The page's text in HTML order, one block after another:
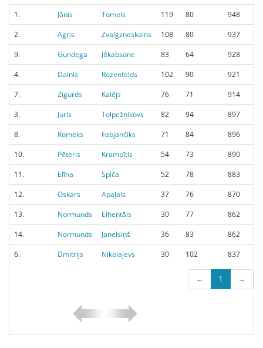
1.
Jānis Tomels 119 80 948
2.
Agris Zvaigzneskalns 108 80 937
9.
Gundega Jēkabsone 83 64 928
4.
Dainis Rozenfelds 102 90 921
7.
Zigurds Kalējs 76 71 914
3.
Juris Tolpežņikovs 82 94 897
8.
Romeks Fabjančiks 71 84 896
10.
Pēteris Krampītis 54 73 890
11.
Elīna Spiča 52 78 883
12.
Oskars Apaļais 37 76 870
13.
Normunds Eihentāls 30 77 862
14.
Normunds Janelsiņš 36 83 862
6.
Dmitrijs Nikolajevs 30 102 837
← 1 →